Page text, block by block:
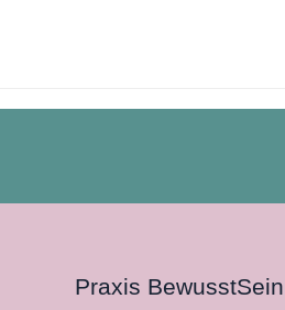
Praxis BewusstSein